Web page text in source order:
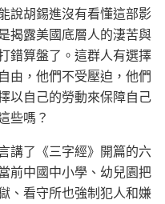
說胡錫進沒有看懂這部影
揭露美國底層人的淒苦與
錯算盤了。這群人有選擇
由，他們不受壓迫，他們
以自己的勞動來保障自己
些嗎？
講了《三字經》開篇的六
前中國中小學、幼兒園把
、看守所也強制犯人和嫌